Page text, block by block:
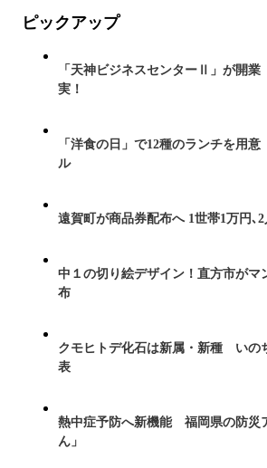
ピックアップ
「天神ビジネスセンターⅡ」が開
実！
「洋食の日」で12種のランチを用
ル
遠賀町が商品券配布へ 1世帯1万円､
中１の切り絵デザイン！直方市がマ
布
クモヒトデ化石は新属・新種 いの
表
熱中症予防へ新機能 福岡県の防災
ん」